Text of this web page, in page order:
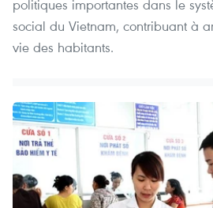
politiques importantes dans le
social du Vietnam, contribuant à
vie des habitants.